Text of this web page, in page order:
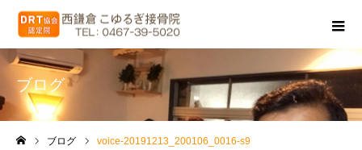
ブログ
ブログ voice-20191213_200106_0016-s9